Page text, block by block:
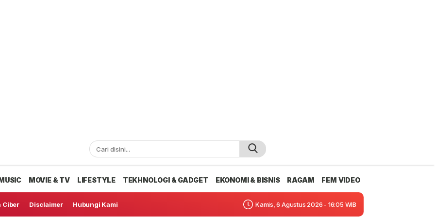
MOVIE & TV LIFESTYLE TEKHNOLOGI & GADGET EKONOMI & BISNIS RAGAM FEM VIDEO
Ciber Disclaimer Hubungi Kami Kamis, 6 Agustus 2026 - 16:05 WIB